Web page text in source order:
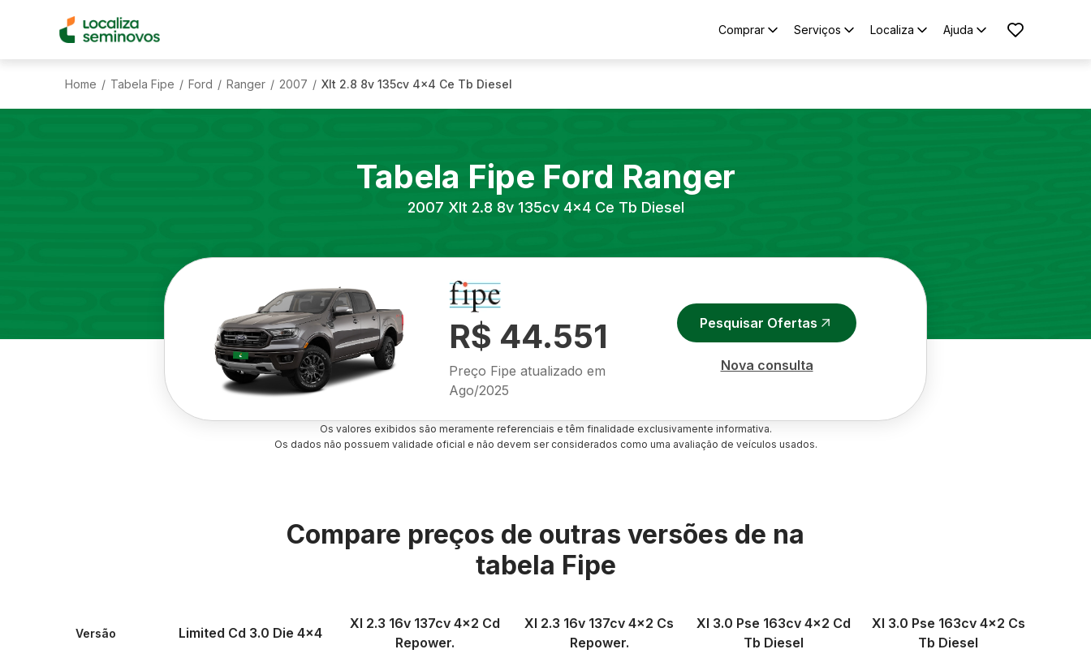
Comprar Serviços Localiza Ajuda
Home / Tabela Fipe / Ford / Ranger / 2007 / Xlt 2.8 8v 135cv 4x4 Ce Tb Diesel
Tabela Fipe Ford Ranger
2007 Xlt 2.8 8v 135cv 4x4 Ce Tb Diesel
R$ 44.551
Preço Fipe atualizado em
Ago/2025
Pesquisar Ofertas
Nova consulta
Os valores exibidos são meramente referenciais e têm finalidade exclusivamente informativa.
Os dados não possuem validade oficial e não devem ser considerados como uma avaliação de veículos usados.
Compare preços de outras versões de na
tabela Fipe
Versão Limited Cd 3.0 Die 4x4
Xl 2.3 16v 137cv 4x2 Cd
Repower.
Xl 2.3 16v 137cv 4x2 Cs
Repower.
Xl 3.0 Pse 163cv 4x2 Cd
Tb Diesel
Xl 3.0 Pse 163cv 4x2 Cs
Tb Diesel